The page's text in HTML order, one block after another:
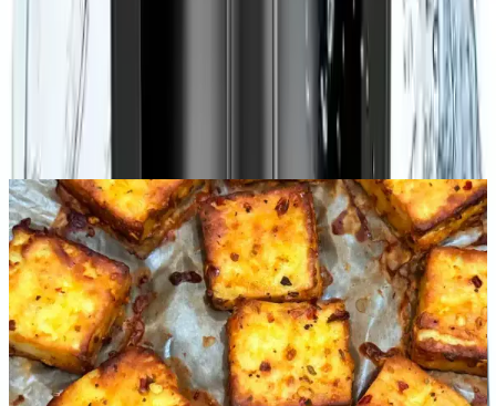
Beğen
Ayın popüler yazıları